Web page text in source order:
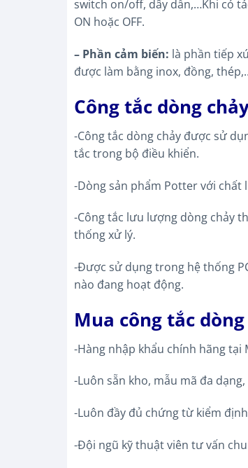
switch on/off, dây dẫn,…Khi có
ON hoặc OFF.
– Phần cảm biến: là phần tiếp
được làm bằng inox, đồng,
Công tắc dòng
-Công tắc dòng chảy được sử
tắc trong bộ điều khiển.
-Dòng sản phẩm Potter với
-Công tắc lưu lượng dòng chảy
thống xử lý.
-Được sử dụng trong hệ thống
nào đang hoạt động.
Mua công tắc
-Hàng nhập khẩu chính hãng
-Luôn sẵn kho, mẫu mã đa
-Luôn đầy đủ chứng từ kiểm
-Đội ngũ kỹ thuật viên tư vấn